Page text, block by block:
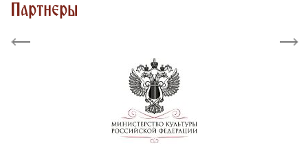
Партнеры
Previous Next